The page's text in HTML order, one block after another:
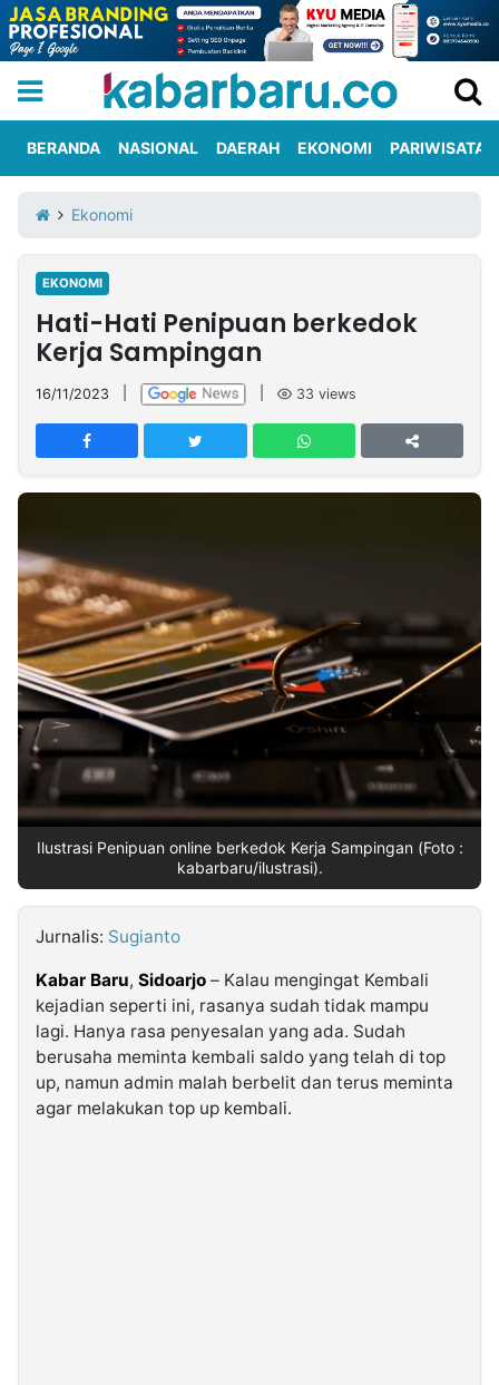
Iklan
Berita
Kami
Nasional
International
Olahraga
Entertainment
Daerah
Pariwisata
Kuliner
Kolom
Network
PT
TREETAN
MULTIMEDIA
Partner
Insight
NTB
Suara
Time
Lens
IDN
Daily
Jogja
Jalan
Rakyat
Idealita
News
Kita
Notice
Radar
Baru
Seedbacklink
Follow
Kabarbaru
Kabarbaru.co
2026
BERANDA NASIONAL DAERAH EKONOMI PARIWISATA
Ekonomi
EKONOMI
Hati-Hati Penipuan berkedok
Kerja Sampingan
16/11/2023 33 views
Ilustrasi Penipuan online berkedok Kerja Sampingan (Foto :
kabarbaru/ilustrasi).
Jurnalis: Sugianto
Kabar Baru, Sidoarjo – Kalau mengingat Kembali
kejadian seperti ini, rasanya sudah tidak mampu
lagi. Hanya rasa penyesalan yang ada. Sudah
berusaha meminta kembali saldo yang telah di top
up, namun admin malah berbelit dan terus meminta
agar melakukan top up kembali.